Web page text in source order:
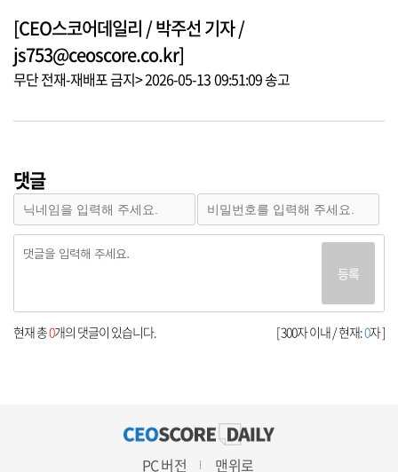
[CEO스코어데일리 / 박주선 기자 /
js753@ceoscore.co.kr]
무단 전재-재배포 금지> 2026-05-13 09:51:09 송고
댓글
등록
[ 300자 이내 / 현재:0자 ]
현재 총0개의 댓글이 있습니다.
PC 버전 맨위로